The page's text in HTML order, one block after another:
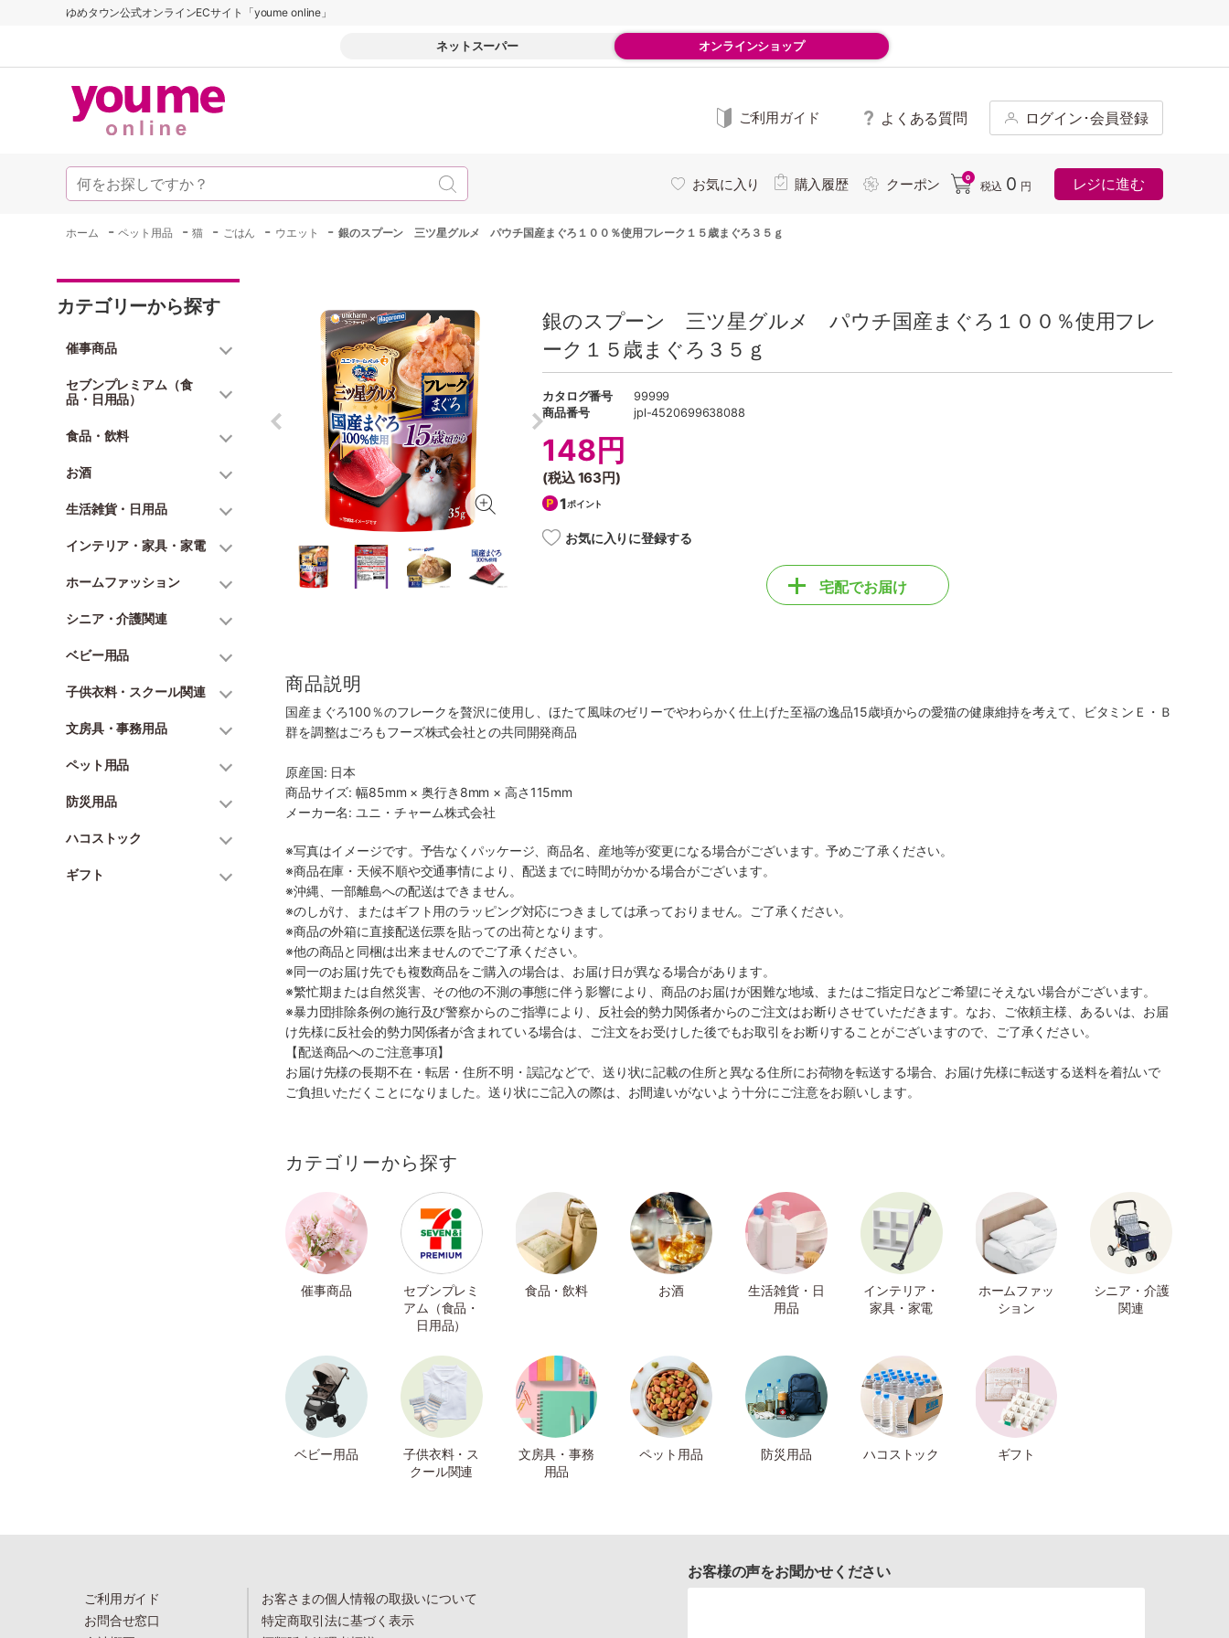
ゆめタウン公式オンラインECサイト「youme online」
ネットスーパー オンラインショップ
ご利用ガイド よくある質問 ログイン･会員登録
お気に入り 購入履歴 クーポン 0
税込 0 円 レジに進む
ホーム -ペット用品 -猫 - ごはん - ウエット -銀のスプーン 三ツ星グルメ パウチ国産まぐろ１００％使用フレーク１５歳まぐろ３５ｇ
カテゴリーから探す
催事商品
セブンプレミアム（食
品・日用品）
食品・飲料
お酒
生活雑貨・日用品
インテリア・家具・家電
ホームファッション
シニア・介護関連
ベビー用品
子供衣料・スクール関連
文房具・事務用品
ペット用品
防災用品
ハコストック
ギフト
銀のスプーン 三ツ星グルメ パウチ国産まぐろ１００％使用フレ
ーク１５歳まぐろ３５ｇ
カタログ番号
99999
商品番号
jpl-4520699638088
148円
(税込163円)
1ポイント
お気に入りに登録する
宅配でお届け
商品説明
国産まぐろ100％のフレークを贅沢に使用し、ほたて風味のゼリーでやわらかく仕上げた至福の逸品15歳頃からの愛猫の健康維持を考えて、ビタミンＥ・Ｂ
群を調整はごろもフーズ株式会社との共同開発商品
原産国: 日本
商品サイズ: 幅85mm × 奥行き8mm × 高さ115mm
メーカー名: ユニ・チャーム株式会社
※写真はイメージです。予告なくパッケージ、商品名、産地等が変更になる場合がございます。予めご了承ください。
※商品在庫・天候不順や交通事情により、配送までに時間がかかる場合がございます。
※沖縄、一部離島への配送はできません。
※のしがけ、またはギフト用のラッピング対応につきましては承っておりません。ご了承ください。
※商品の外箱に直接配送伝票を貼っての出荷となります。
※他の商品と同梱は出来ませんのでご了承ください。
※同一のお届け先でも複数商品をご購入の場合は、お届け日が異なる場合があります。
※繁忙期または自然災害、その他の不測の事態に伴う影響により、商品のお届けが困難な地域、またはご指定日などご希望にそえない場合がございます。
※暴力団排除条例の施行及び警察からのご指導により、反社会的勢力関係者からのご注文はお断りさせていただきます。なお、ご依頼主様、あるいは、お届
け先様に反社会的勢力関係者が含まれている場合は、ご注文をお受けした後でもお取引をお断りすることがございますので、ご了承ください。
【配送商品へのご注意事項】
お届け先様の長期不在・転居・住所不明・誤記などで、送り状に記載の住所と異なる住所にお荷物を転送する場合、お届け先様に転送する送料を着払いで
ご負担いただくことになりました。送り状にご記入の際は、お間違いがないよう十分にご注意をお願いします。
カテゴリーから探す
催事商品
セブンプレミ
アム（食品・
日用品）
食品・飲料 お酒
生活雑貨・日
用品
インテリア・
家具・家電
ホームファッ
ション
シニア・介護
関連
ベビー用品
子供衣料・ス
クール関連
文房具・事務
用品
ペット用品 防災用品 ハコストック ギフト
ご利用ガイド
お問合せ窓口
お客さまの個人情報の取扱いについて
特定商取引法に基づく表示
お客様の声をお聞かせください